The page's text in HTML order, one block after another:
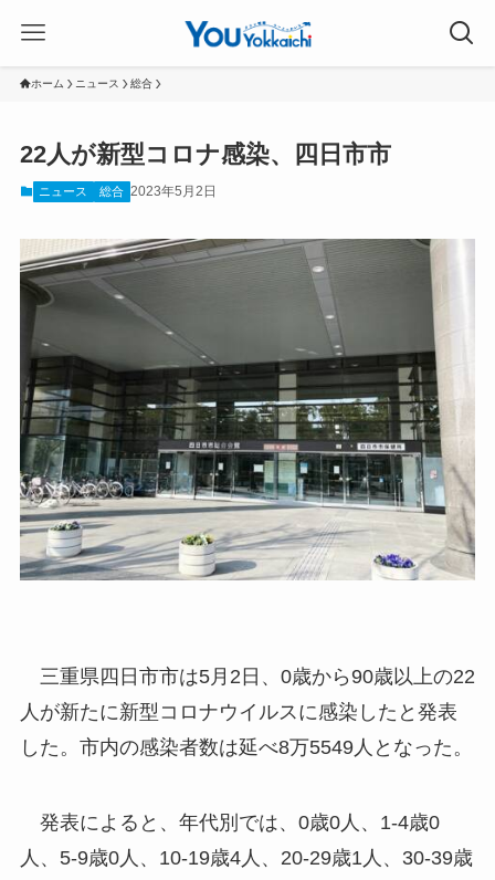
ホーム ニュース 総合
22人が新型コロナ感染、四日市市
ニュース 総合 2023年5月2日
三重県四日市市は5月2日、0歳から90歳以上の22
人が新たに新型コロナウイルスに感染したと発表
した。市内の感染者数は延べ8万5549人となった。
発表によると、年代別では、0歳0人、1-4歳0
人、5-9歳0人、10-19歳4人、20-29歳1人、30-39歳